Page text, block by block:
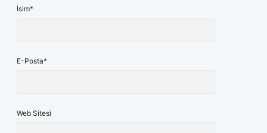
İsim*
E-Posta*
Web Sitesi